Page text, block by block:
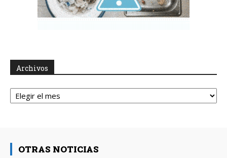
Archivos
Archivos
OTRAS NOTICIAS